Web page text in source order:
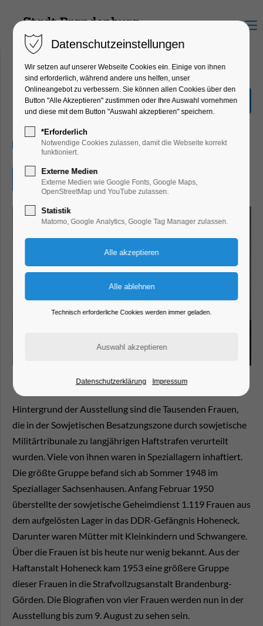
Menu
Ausstellung"frauenHAFT"
Ausstellung
05.06.2026, 13:00–17:00
Eintritt frei
Hintergrund der Ausstellung sind die Tausenden Frauen,
die in der Sowjetischen Besatzungszone durch sowjetische
Militärtribunale zu langjährigen Haftstrafen verurteilt
wurden. Viele von ihnen waren in Speziallagern inhaftiert.
Die größte Gruppe befand sich ab Sommer 1948 im
Speziallager Sachsenhausen. Anfang Februar 1950
überstellte der sowjetische Geheimdienst 1.119 Frauen aus
dem aufgelösten Lager in das DDR-Gefängnis Hoheneck.
Darunter waren Mütter mit Kleinkindern und Schwangere.
Über die Frauen ist bis heute nur wenig bekannt. Aus der
Haftanstalt Hoheneck kam 1953 eine größere Gruppe
dieser Frauen in die Strafvollzugsanstalt Brandenburg-
Görden. Die Biografien von vier Frauen werden nun in der
Ausstellung bis zum 9. August zu sehen sein.
Datenschutzeinstellungen
Wir setzen auf unserer Webseite Cookies ein. Einige von ihnen
sind erforderlich, während andere uns helfen, unser
Onlineangebot zu verbessern. Sie können allen Cookies über den
Button "Alle Akzeptieren" zustimmen oder Ihre Auswahl vornehmen
und diese mit dem Button "Auswahl akzeptieren" speichern.
*Erforderlich
Notwendige Cookies zulassen, damit die Webseite korrekt
funktioniert.
Externe Medien
Externe Medien wie Google Fonts, Google Maps,
OpenStreetMap und YouTube zulassen.
Statistik
Matomo, Google Analytics, Google Tag Manager zulassen.
Technisch erforderliche Cookies werden immer geladen.
Datenschutzerklärung Impressum